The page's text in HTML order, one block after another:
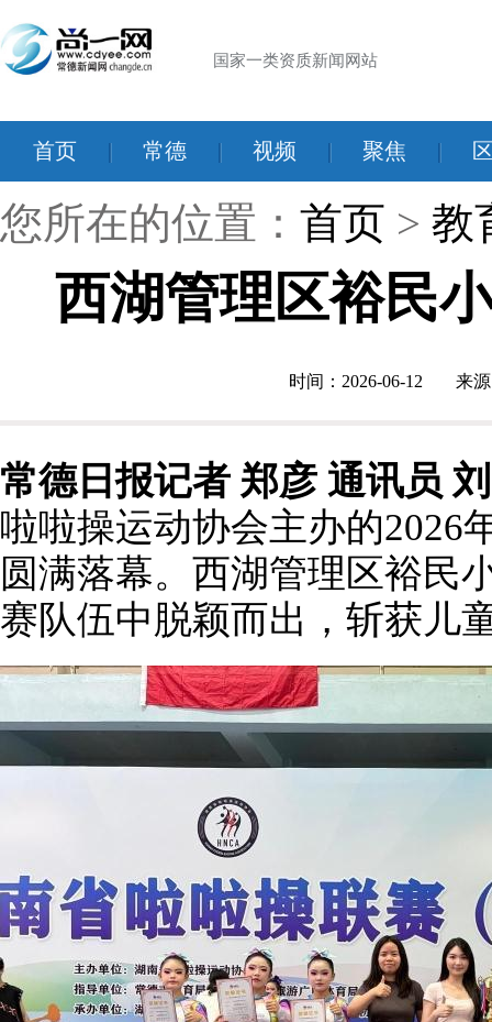
国家一类资质新闻网站
首页 | 常德 | 视频 | 聚焦 |
您所在的位置： 首页 > 教
西湖管理区裕民
时间：2026-06-12 来
常德日报记者 郑彦 通讯员
啦啦操运动协会主办的2026
圆满落幕。西湖管理区裕民
赛队伍中脱颖而出，斩获儿